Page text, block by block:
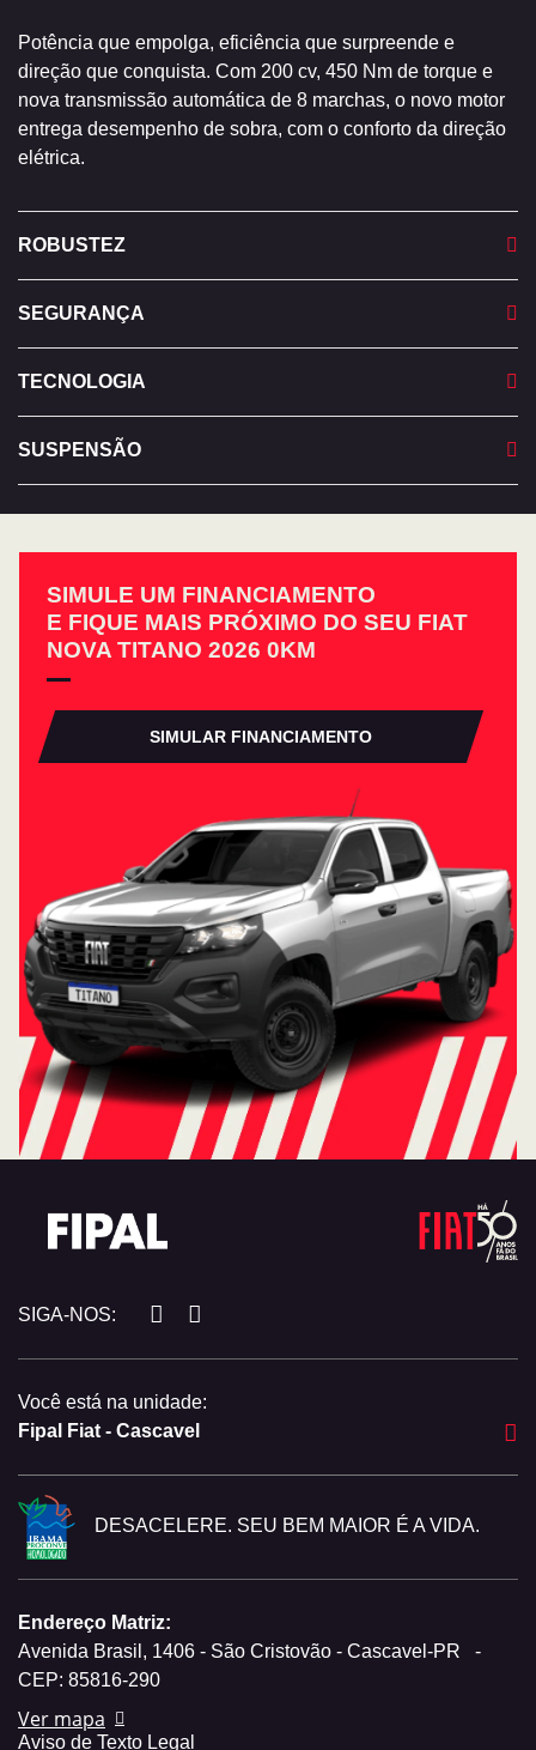
Potência que empolga, eficiência que surpreende e
direção que conquista. Com 200 cv, 450 Nm de torque e
nova transmissão automática de 8 marchas, o novo motor
entrega desempenho de sobra, com o conforto da direção
elétrica.
ROBUSTEZ
SEGURANÇA
TECNOLOGIA
SUSPENSÃO
SIMULE UM FINANCIAMENTO
E FIQUE MAIS PRÓXIMO DO SEU FIAT
NOVA TITANO 2026 0KM
SIMULAR FINANCIAMENTO
SIGA-NOS:
Você está na unidade:
Fipal Fiat - Cascavel
DESACELERE. SEU BEM MAIOR É A VIDA.
Endereço Matriz:
Avenida Brasil, 1406 - São Cristovão - Cascavel-PR
-
CEP: 85816-290
Ver mapa
Aviso de Texto Legal